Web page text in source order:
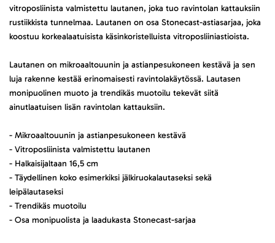
vitroposliinista valmistettu lautanen, joka tuo ravintolan kattauksiin
rustiikkista tunnelmaa. Lautanen on osa Stonecast-astiasarjaa, joka
koostuu korkealaatuisista käsinkoristelluista vitroposliiniastioista.
Lautanen on mikroaaltouunin ja astianpesukoneen kestävä ja sen
luja rakenne kestää erinomaisesti ravintolakäytössä. Lautasen
monipuolinen muoto ja trendikäs muotoilu tekevät siitä
ainutlaatuisen lisän ravintolan kattauksiin.
- Mikroaaltouunin ja astianpesukoneen kestävä
- Vitroposliinista valmistettu lautanen
- Halkaisijaltaan 16,5 cm
- Täydellinen koko esimerkiksi jälkiruokalautaseksi sekä
leipälautaseksi
- Trendikäs muotoilu
- Osa monipuolista ja laadukasta Stonecast-sarjaa